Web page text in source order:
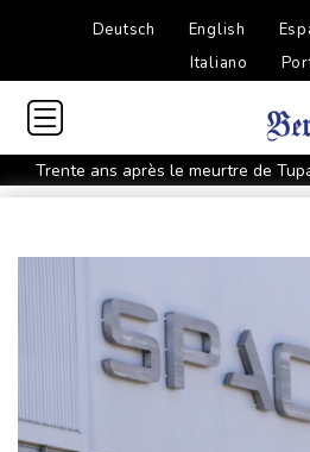
Deutsch English
Italiano
Trente ans après le meurtre de
gang en procès
Tour de France: Vollering, jaune
Lionel Messi a fait ses adieux à
itinéraire
Tour de France: Demi Vollering, le
Tour de France: Vollering s'offre
patronne